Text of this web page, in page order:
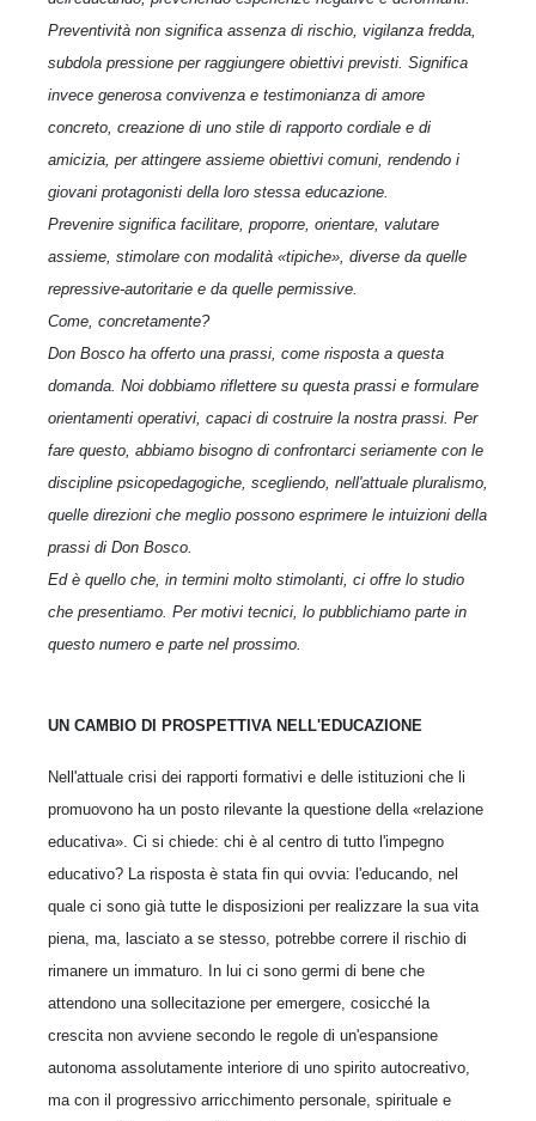
Preventività non significa assenza di rischio, vigilanza fredda,
subdola pressione per raggiungere obiettivi previsti. Significa
invece generosa convivenza e testimonianza di amore
concreto, creazione di uno stile di rapporto cordiale e di
amicizia, per attingere assieme obiettivi comuni, rendendo i
giovani protagonisti della loro stessa educazione.
Prevenire significa facilitare, proporre, orientare, valutare
assieme, stimolare con modalità «tipiche», diverse da quelle
repressive-autoritarie e da quelle permissive.
Come, concretamente?
Don Bosco ha offerto una prassi, come risposta a questa
domanda. Noi dobbiamo riflettere su questa prassi e formulare
orientamenti operativi, capaci di costruire la nostra prassi. Per
fare questo, abbiamo bisogno di confrontarci seriamente con le
discipline psicopedagogiche, scegliendo, nell'attuale pluralismo,
quelle direzioni che meglio possono esprimere le intuizioni della
prassi di Don Bosco.
Ed è quello che, in termini molto stimolanti, ci offre lo studio
che presentiamo. Per motivi tecnici, lo pubblichiamo parte in
questo numero e parte nel prossimo.
UN CAMBIO DI PROSPETTIVA NELL'EDUCAZIONE
Nell'attuale crisi dei rapporti formativi e delle istituzioni che li
promuovono ha un posto rilevante la questione della «relazione
educativa». Ci si chiede: chi è al centro di tutto l'impegno
educativo? La risposta è stata fin qui ovvia: l'educando, nel
quale ci sono già tutte le disposizioni per realizzare la sua vita
piena, ma, lasciato a se stesso, potrebbe correre il rischio di
rimanere un immaturo. In lui ci sono germi di bene che
attendono una sollecitazione per emergere, cosicché la
crescita non avviene secondo le regole di un'espansione
autonoma assolutamente interiore di uno spirito autocreativo,
ma con il progressivo arricchimento personale, spirituale e